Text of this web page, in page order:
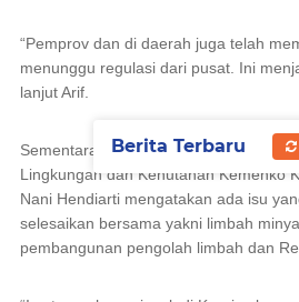
“Pemprov dan di daerah juga telah
menunggu regulasi dari pusat. Ini
lanjut Arif.
Sementara itu, Plt. Deputi Bidang
Lingkungan dan Kehutanan Kemenko
Nani Hendiarti mengatakan ada isu
selesaikan bersama yakni limbah
pembangunan pengolah limbah dan
Berita Terbaru